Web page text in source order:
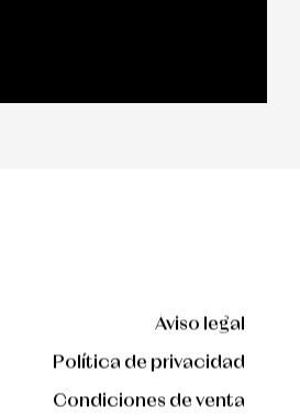
Aviso legal
Política de privacidad
Condiciones de venta